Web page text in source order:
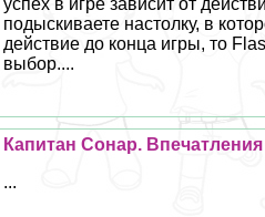
успех в игре зависит от
подыскиваете настолку, в
действие до конца игры, то
выбор....
Капитан Сонар.
...